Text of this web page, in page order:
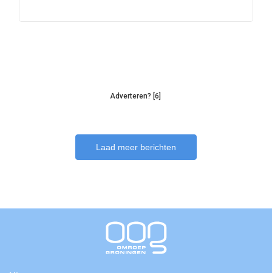
Adverteren? [6]
Laad meer berichten